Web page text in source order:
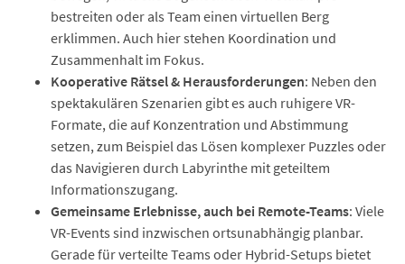
bestreiten oder als Team einen virtuellen Berg
erklimmen. Auch hier stehen Koordination und
Zusammenhalt im Fokus.
Kooperative Rätsel & Herausforderungen: Neben den
spektakulären Szenarien gibt es auch ruhigere VR-
Formate, die auf Konzentration und Abstimmung
setzen, zum Beispiel das Lösen komplexer Puzzles oder
das Navigieren durch Labyrinthe mit geteiltem
Informationszugang.
Gemeinsame Erlebnisse, auch bei Remote-Teams: Viele
VR-Events sind inzwischen ortsunabhängig planbar.
Gerade für verteilte Teams oder Hybrid-Setups bietet